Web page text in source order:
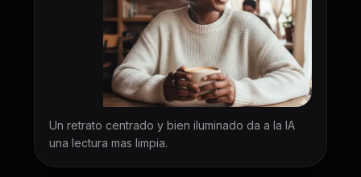
Un retrato centrado y bien iluminado da a la IA
una lectura mas limpia.